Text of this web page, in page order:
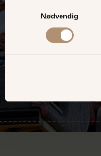
Samtykkevalg
Nødvendig